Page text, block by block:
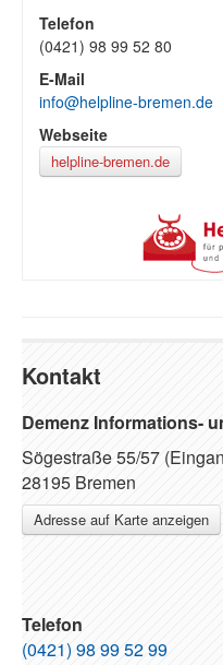
Telefon
(0421) 98 99 52 80
E-Mail
info@helpline-bremen.de
Webseite
helpline-bremen.de
Kontakt
Demenz Informations-
Sögestraße 55/57
28195 Bremen
Adresse auf Karte anzeigen
Telefon
(0421) 98 99 52 99